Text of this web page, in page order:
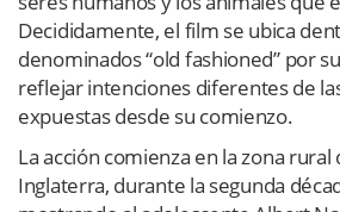
Decididamente, el film se ubica
denominados “old fashioned” por
reflejar intenciones diferentes de
expuestas desde su comienzo.
La acción comienza en la zona rural
Inglaterra, durante la segunda